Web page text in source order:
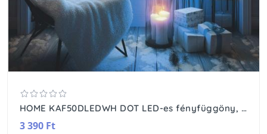
HOME KAF50DLEDWH DOT LED-es fényfüggöny, 50db hidegfehér DOT LED, 81cm, állófényű, adapteres tápellátás, beltéri kivitel
3 390 Ft